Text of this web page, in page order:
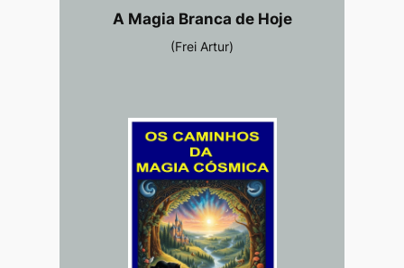
A Magia Branca de Hoje
(Frei Artur)